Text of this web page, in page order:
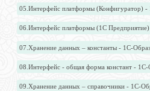
05.Интерфейс платформы (Конфигуратор) -
06.Интерфейс платформы (1С
07.Хранение данных – константы - 1С-
08.Интерфейс - общая форма констант - 1С-
09.Хранение данных – справочники - 1С-